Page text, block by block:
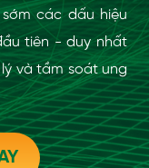
các dấu hiệu
tiên - duy nhất
và tầm soát ung